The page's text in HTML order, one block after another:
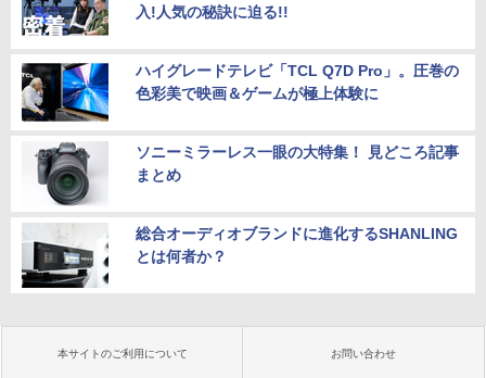
入!人気の秘訣に迫る!!
ハイグレードテレビ「TCL Q7D Pro」。圧巻の
色彩美で映画＆ゲームが極上体験に
ソニーミラーレス一眼の大特集！ 見どころ記事
まとめ
総合オーディオブランドに進化するSHANLING
とは何者か？
本サイトのご利用について お問い合わせ